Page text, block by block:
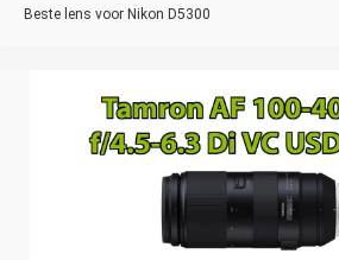
Beste lens voor Nikon D5300